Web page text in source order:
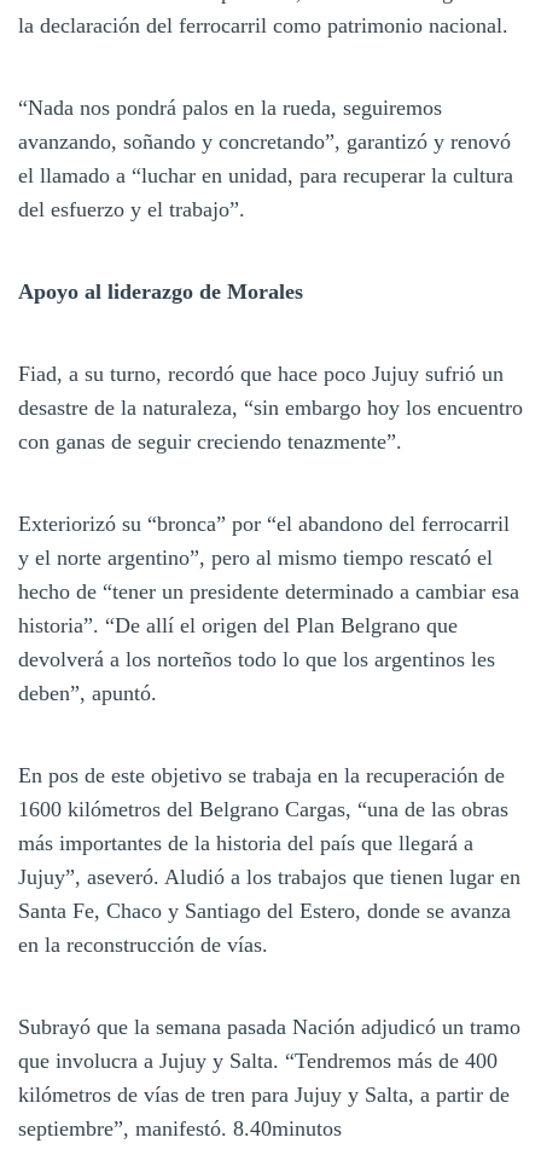
la declaración del ferrocarril como patrimonio nacional.
“Nada nos pondrá palos en la rueda, seguiremos
avanzando, soñando y concretando”, garantizó y renovó
el llamado a “luchar en unidad, para recuperar la cultura
del esfuerzo y el trabajo”.
Apoyo al liderazgo de Morales
Fiad, a su turno, recordó que hace poco Jujuy sufrió un
desastre de la naturaleza, “sin embargo hoy los encuentro
con ganas de seguir creciendo tenazmente”.
Exteriorizó su “bronca” por “el abandono del ferrocarril
y el norte argentino”, pero al mismo tiempo rescató el
hecho de “tener un presidente determinado a cambiar esa
historia”. “De allí el origen del Plan Belgrano que
devolverá a los norteños todo lo que los argentinos les
deben”, apuntó.
En pos de este objetivo se trabaja en la recuperación de
1600 kilómetros del Belgrano Cargas, “una de las obras
más importantes de la historia del país que llegará a
Jujuy”, aseveró. Aludió a los trabajos que tienen lugar en
Santa Fe, Chaco y Santiago del Estero, donde se avanza
en la reconstrucción de vías.
Subrayó que la semana pasada Nación adjudicó un tramo
que involucra a Jujuy y Salta. “Tendremos más de 400
kilómetros de vías de tren para Jujuy y Salta, a partir de
septiembre”, manifestó. 8.40minutos